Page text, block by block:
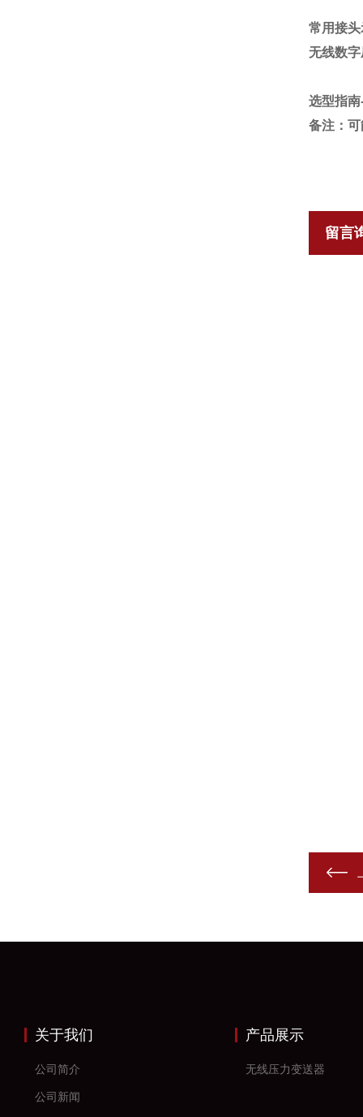
常用接
无线数
选型指南
备注：
留言
关于我们
公司简介
公司新闻
产品展示
无线压力变送器